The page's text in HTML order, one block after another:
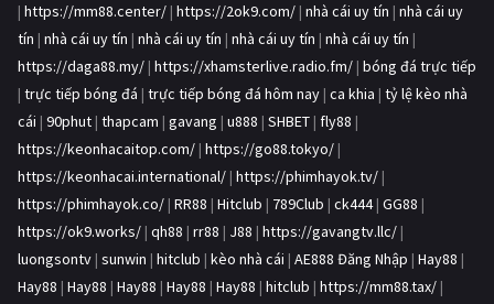
| https://mm88.center/ | https://2ok9.com/ | nhà cái uy tín | nhà cái uy
tín | nhà cái uy tín | nhà cái uy tín | nhà cái uy tín | nhà cái uy tín |
https://daga88.my/ | https://xhamsterlive.radio.fm/ | bóng đá trực tiếp
| trực tiếp bóng đá | trực tiếp bóng đá hôm nay | ca khia | tỷ lệ kèo nhà
cái | 90phut | thapcam | gavang | u888 | SHBET | fly88 |
https://keonhacaitop.com/ | https://go88.tokyo/ |
https://keonhacai.international/ | https://phimhayok.tv/ |
https://phimhayok.co/ | RR88 | Hitclub | 789Club | ck444| GG88 |
https://ok9.works/ | qh88 | rr88 | J88 | https://gavangtv.llc/ |
luongsontv | sunwin | hitclub | kèo nhà cái | AE888 Đăng Nhập | Hay88 |
Hay88 | Hay88 | Hay88 | Hay88 | Hay88 | hitclub | https://mm88.tax/ |